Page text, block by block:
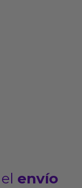
envío